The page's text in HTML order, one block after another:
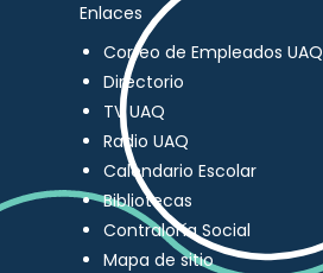
Enlaces
Correo de Empleados UAQ
Directorio
TV UAQ
Radio UAQ
Calendario Escolar
Bibliotecas
Contraloría Social
Mapa de sitio